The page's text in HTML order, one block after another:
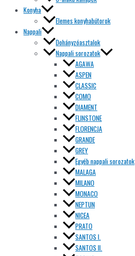
Konyha
Elemes konyhabútorok
Nappali
Dohányzóasztalok
Nappali sorozatok
AGAWA
ASPEN
CLASSIC
COMO
DIAMENT
FLINSTONE
FLORENCJA
GRANDE
GREY
Egyéb nappali sorozatok
MALAGA
MILANO
MONACO
NEPTUN
NICEA
PRATO
SANTOS I.
SANTOS II.